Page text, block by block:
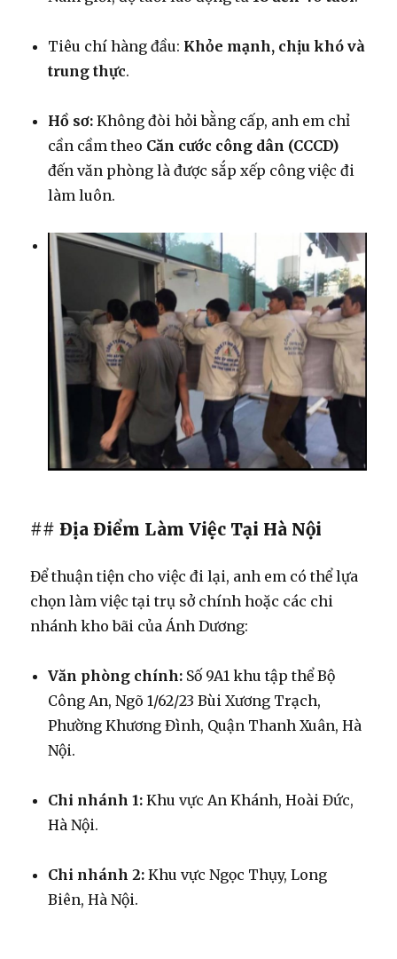
Tiêu chí hàng đầu: Khỏe mạnh, chịu khó và
trung thực.
Hồ sơ: Không đòi hỏi bằng cấp, anh em chỉ
cần cầm theo Căn cước công dân (CCCD)
đến văn phòng là được sắp xếp công việc đi
làm luôn.
## Địa Điểm Làm Việc Tại Hà Nội
Để thuận tiện cho việc đi lại, anh em có thể lựa
chọn làm việc tại trụ sở chính hoặc các chi
nhánh kho bãi của Ánh Dương:
Văn phòng chính: Số 9A1 khu tập thể Bộ
Công An, Ngõ 1/62/23 Bùi Xương Trạch,
Phường Khương Đình, Quận Thanh Xuân, Hà
Nội.
Chi nhánh 1: Khu vực An Khánh, Hoài Đức,
Hà Nội.
Chi nhánh 2: Khu vực Ngọc Thụy, Long
Biên, Hà Nội.